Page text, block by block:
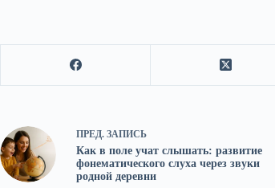
ПРЕД. ЗАПИСЬ
Как в поле учат слышать: развитие
фонематического слуха через звуки
родной деревни